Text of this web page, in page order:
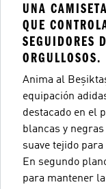
UNA
QUE
SEGUIDORES
ORGULLOSOS.
Anima al
equipación
destacado en el
blancas y
suave tejido
En segundo
para mantener